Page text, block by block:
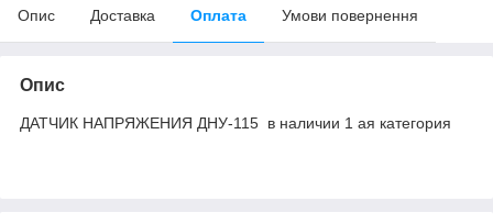
Опис Доставка Оплата Умови повернення
Опис
ДАТЧИК НАПРЯЖЕНИЯ ДНУ-115 в наличии 1 ая категория